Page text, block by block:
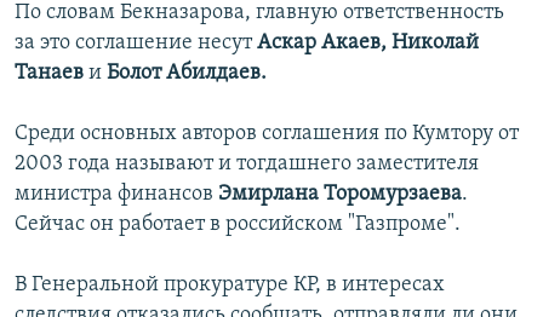
По словам Бекназарова, главную ответственность
за это соглашение несутАскар Акаев, Николай
Танаев и Болот Абилдаев.
Среди основных авторов соглашения по Кумтору от
2003 года называют и тогдашнего заместителя
министра финансов Эмирлана Торомурзаева.
Сейчас он работает в российском "Газпроме".
В Генеральной прокуратуре КР, в интересах